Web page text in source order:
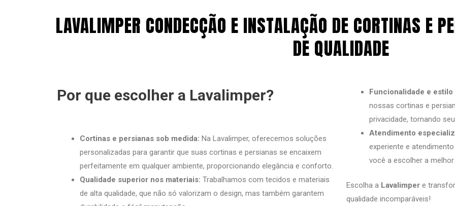
LAVALIMPER CONDECÇÃO E INSTALAÇÃO DE CORTINAS E
DE QUALIDADE
Por que escolher a Lavalimper?
Cortinas e persianas sob medida: Na Lavalimper, oferecemos soluções
personalizadas para garantir que suas cortinas e persianas se encaixem
perfeitamente em qualquer ambiente, proporcionando elegância e conforto.
Qualidade superior nos materiais: Trabalhamos com tecidos e materiais
de alta qualidade, que não só valorizam o design, mas também garantem
Funcionalidade e
nossas cortinas e
privacidade, tornando
Atendimento
experiente e
você a escolher a
Escolha a Lavalimper e
qualidade incomparáveis!